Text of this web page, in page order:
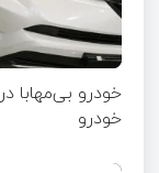
خودرو
خودرو